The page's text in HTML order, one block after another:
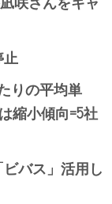
りの平均単
縮小傾向=5社
バス」活用し